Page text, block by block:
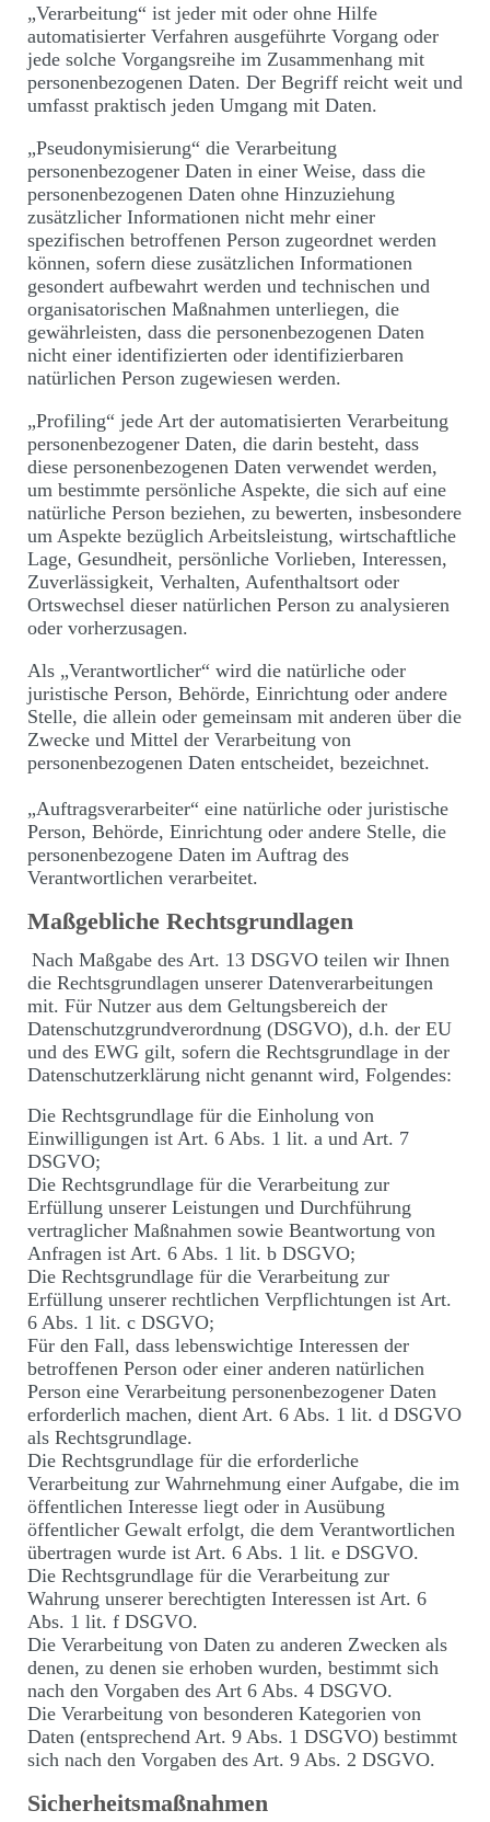
„Verarbeitung“ ist jeder mit oder ohne Hilfe
automatisierter Verfahren ausgeführte Vorgang oder
jede solche Vorgangsreihe im Zusammenhang mit
personenbezogenen Daten. Der Begriff reicht weit und
umfasst praktisch jeden Umgang mit Daten.
„Pseudonymisierung“ die Verarbeitung
personenbezogener Daten in einer Weise, dass die
personenbezogenen Daten ohne Hinzuziehung
zusätzlicher Informationen nicht mehr einer
spezifischen betroffenen Person zugeordnet werden
können, sofern diese zusätzlichen Informationen
gesondert aufbewahrt werden und technischen und
organisatorischen Maßnahmen unterliegen, die
gewährleisten, dass die personenbezogenen Daten
nicht einer identifizierten oder identifizierbaren
natürlichen Person zugewiesen werden.
„Profiling“ jede Art der automatisierten Verarbeitung
personenbezogener Daten, die darin besteht, dass
diese personenbezogenen Daten verwendet werden,
um bestimmte persönliche Aspekte, die sich auf eine
natürliche Person beziehen, zu bewerten, insbesondere
um Aspekte bezüglich Arbeitsleistung, wirtschaftliche
Lage, Gesundheit, persönliche Vorlieben, Interessen,
Zuverlässigkeit, Verhalten, Aufenthaltsort oder
Ortswechsel dieser natürlichen Person zu analysieren
oder vorherzusagen.
Als „Verantwortlicher“ wird die natürliche oder
juristische Person, Behörde, Einrichtung oder andere
Stelle, die allein oder gemeinsam mit anderen über die
Zwecke und Mittel der Verarbeitung von
personenbezogenen Daten entscheidet, bezeichnet.
„Auftragsverarbeiter“ eine natürliche oder juristische
Person, Behörde, Einrichtung oder andere Stelle, die
personenbezogene Daten im Auftrag des
Verantwortlichen verarbeitet.
Maßgebliche Rechtsgrundlagen
Nach Maßgabe des Art. 13 DSGVO teilen wir Ihnen
die Rechtsgrundlagen unserer Datenverarbeitungen
mit. Für Nutzer aus dem Geltungsbereich der
Datenschutzgrundverordnung (DSGVO), d.h. der EU
und des EWG gilt, sofern die Rechtsgrundlage in der
Datenschutzerklärung nicht genannt wird, Folgendes:
Die Rechtsgrundlage für die Einholung von
Einwilligungen ist Art. 6 Abs. 1 lit. a und Art. 7
DSGVO;
Die Rechtsgrundlage für die Verarbeitung zur
Erfüllung unserer Leistungen und Durchführung
vertraglicher Maßnahmen sowie Beantwortung von
Anfragen ist Art. 6 Abs. 1 lit. b DSGVO;
Die Rechtsgrundlage für die Verarbeitung zur
Erfüllung unserer rechtlichen Verpflichtungen ist Art.
6 Abs. 1 lit. c DSGVO;
Für den Fall, dass lebenswichtige Interessen der
betroffenen Person oder einer anderen natürlichen
Person eine Verarbeitung personenbezogener Daten
erforderlich machen, dient Art. 6 Abs. 1 lit. d DSGVO
als Rechtsgrundlage.
Die Rechtsgrundlage für die erforderliche
Verarbeitung zur Wahrnehmung einer Aufgabe, die im
öffentlichen Interesse liegt oder in Ausübung
öffentlicher Gewalt erfolgt, die dem Verantwortlichen
übertragen wurde ist Art. 6 Abs. 1 lit. e DSGVO.
Die Rechtsgrundlage für die Verarbeitung zur
Wahrung unserer berechtigten Interessen ist Art. 6
Abs. 1 lit. f DSGVO.
Die Verarbeitung von Daten zu anderen Zwecken als
denen, zu denen sie erhoben wurden, bestimmt sich
nach den Vorgaben des Art 6 Abs. 4 DSGVO.
Die Verarbeitung von besonderen Kategorien von
Daten (entsprechend Art. 9 Abs. 1 DSGVO) bestimmt
sich nach den Vorgaben des Art. 9 Abs. 2 DSGVO.
Sicherheitsmaßnahmen